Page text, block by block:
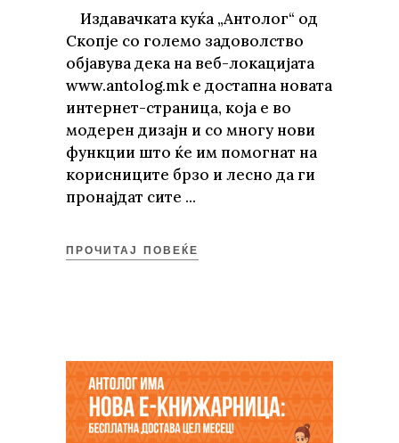
Издавачката куќа „Антолог“ од
Скопје со големо задоволство
објавува дека на веб-локацијата
www.antolog.mk е достапна новата
интернет-страница, која е во
модерен дизајн и со многу нови
функции што ќе им помогнат на
корисниците брзо и лесно да ги
пронајдат сите
ПРОЧИТАЈ ПОВЕЌЕ